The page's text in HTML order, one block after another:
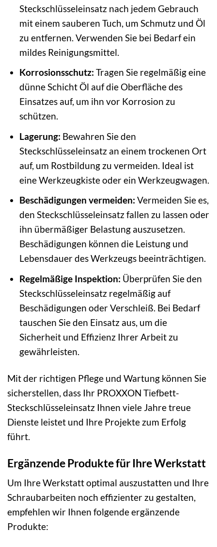
Steckschlüsseleinsatz nach jedem Gebrauch
mit einem sauberen Tuch, um Schmutz und Öl
zu entfernen. Verwenden Sie bei Bedarf ein
mildes Reinigungsmittel.
Korrosionsschutz: Tragen Sie regelmäßig eine
dünne Schicht Öl auf die Oberfläche des
Einsatzes auf, um ihn vor Korrosion zu
schützen.
Lagerung: Bewahren Sie den
Steckschlüsseleinsatz an einem trockenen Ort
auf, um Rostbildung zu vermeiden. Ideal ist
eine Werkzeugkiste oder ein Werkzeugwagen.
Beschädigungen vermeiden: Vermeiden Sie es,
den Steckschlüsseleinsatz fallen zu lassen oder
ihn übermäßiger Belastung auszusetzen.
Beschädigungen können die Leistung und
Lebensdauer des Werkzeugs beeinträchtigen.
Regelmäßige Inspektion: Überprüfen Sie den
Steckschlüsseleinsatz regelmäßig auf
Beschädigungen oder Verschleiß. Bei Bedarf
tauschen Sie den Einsatz aus, um die
Sicherheit und Effizienz Ihrer Arbeit zu
gewährleisten.
Mit der richtigen Pflege und Wartung können Sie
sicherstellen, dass Ihr PROXXON Tiefbett-
Steckschlüsseleinsatz Ihnen viele Jahre treue
Dienste leistet und Ihre Projekte zum Erfolg
führt.
Ergänzende Produkte für Ihre Werkstatt
Um Ihre Werkstatt optimal auszustatten und Ihre
Schraubarbeiten noch effizienter zu gestalten,
empfehlen wir Ihnen folgende ergänzende
Produkte: